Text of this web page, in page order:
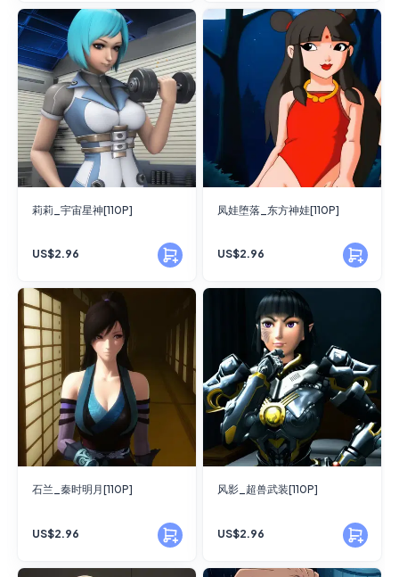
莉莉_宇宙星神[110P]
US$2.96
凤娃堕落_东方神娃[110P]
US$2.96
石兰_秦时明月[110P]
US$2.96
风影_超兽武装[110P]
US$2.96